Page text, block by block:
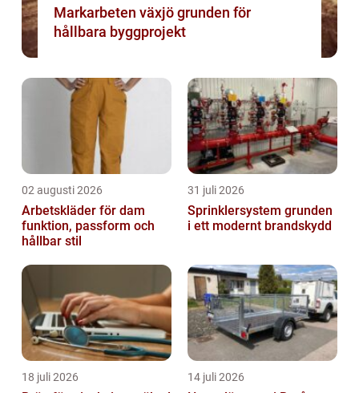
Markarbeten växjö grunden för
hållbara byggprojekt
02 augusti 2026
Arbetskläder för dam
funktion, passform och
hållbar stil
31 juli 2026
Sprinklersystem grunden
i ett modernt brandskydd
18 juli 2026 14 juli 2026